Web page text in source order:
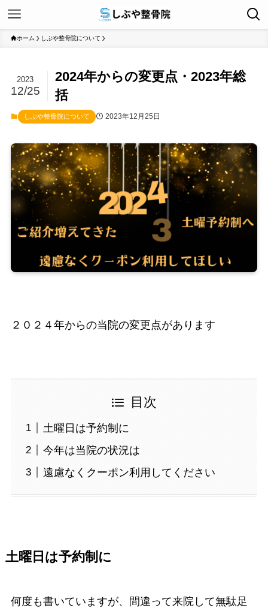
ホーム しぶや整骨院について
2024年からの変更点・2023年総
括
2023
12/25
しぶや整骨院について 2023年12月25日
２０２４年からの当院の変更点があります
目次
土曜日は予約制に
今年は当院の状況は
遠慮なくクーポン利用してください
土曜日は予約制に
何度も書いていますが、間違って来院して無駄足